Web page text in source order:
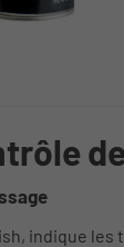
indique les